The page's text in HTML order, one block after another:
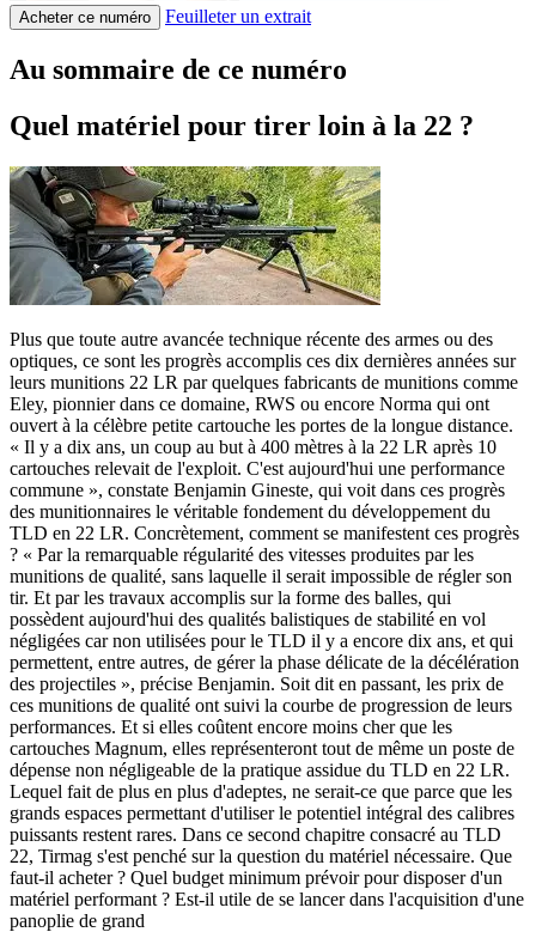
Acheter ce numéro Feuilleter un extrait
Au sommaire de ce numéro
Quel matériel pour tirer loin à la 22 ?
Plus que toute autre avancée technique récente des armes ou des
optiques, ce sont les progrès accomplis ces dix dernières années sur
leurs munitions 22 LR par quelques fabricants de munitions comme
Eley, pionnier dans ce domaine, RWS ou encore Norma qui ont
ouvert à la célèbre petite cartouche les portes de la longue distance.
« Il y a dix ans, un coup au but à 400 mètres à la 22 LR après 10
cartouches relevait de l'exploit. C'est aujourd'hui une performance
commune », constate Benjamin Gineste, qui voit dans ces progrès
des munitionnaires le véritable fondement du développement du
TLD en 22 LR. Concrètement, comment se manifestent ces progrès
? « Par la remarquable régularité des vitesses produites par les
munitions de qualité, sans laquelle il serait impossible de régler son
tir. Et par les travaux accomplis sur la forme des balles, qui
possèdent aujourd'hui des qualités balistiques de stabilité en vol
négligées car non utilisées pour le TLD il y a encore dix ans, et qui
permettent, entre autres, de gérer la phase délicate de la décélération
des projectiles », précise Benjamin. Soit dit en passant, les prix de
ces munitions de qualité ont suivi la courbe de progression de leurs
performances. Et si elles coûtent encore moins cher que les
cartouches Magnum, elles représenteront tout de même un poste de
dépense non négligeable de la pratique assidue du TLD en 22 LR.
Lequel fait de plus en plus d'adeptes, ne serait-ce que parce que les
grands espaces permettant d'utiliser le potentiel intégral des calibres
puissants restent rares. Dans ce second chapitre consacré au TLD
22, Tirmag s'est penché sur la question du matériel nécessaire. Que
faut-il acheter ? Quel budget minimum prévoir pour disposer d'un
matériel performant ? Est-il utile de se lancer dans l'acquisition d'une
panoplie de grand